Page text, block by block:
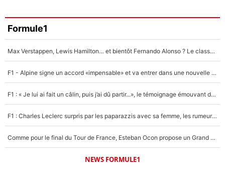
Formule1
Max Verstappen, Lewis Hamilton… et bientôt Fernando Alonso ? Le classement des pilotes les mieux payés en Formule 1 risque de changer !
F1 - Alpine signe un accord «impensable» et va entrer dans une nouvelle dimension : Grande nouvelle pour Pierre Gasly !
F1 : « Je lui ai fait un câlin, puis j’ai dû partir...», le témoignage émouvant de Max Verstappen sur sa fille
F1 : Charles Leclerc surpris par les paparazzis avec sa femme, les rumeurs étaient vraies !
Comme pour le final du Tour de France, Esteban Ocon propose un Grand Prix de Formule 1 à Paris : «Autour de l’Arc de Triomphe, ce serait génial» !
NEWS FORMULE1